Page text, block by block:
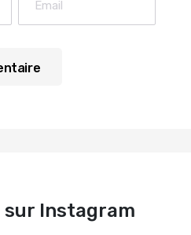
Instagram